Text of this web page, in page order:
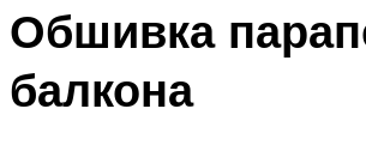
Обшивка
балкона